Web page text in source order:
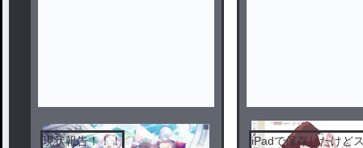
現状報告！！！
iPadで保存したけど